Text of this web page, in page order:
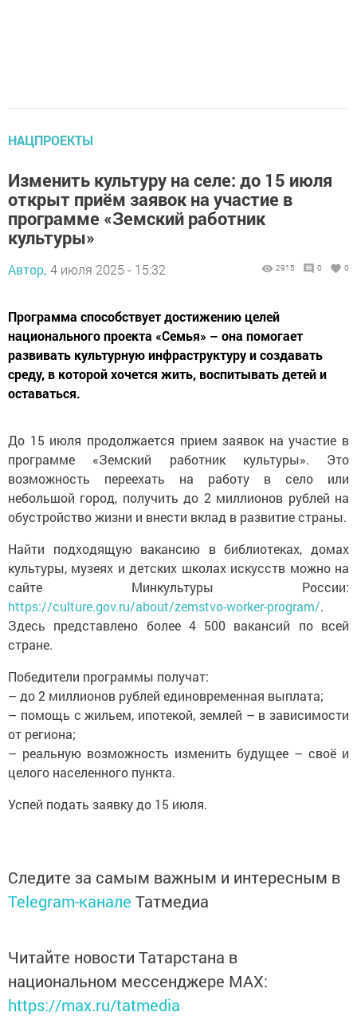
НАЦПРОЕКТЫ
Изменить культуру на селе: до 15 июля
открыт приём заявок на участие в
программе «Земский работник
культуры»
Автор, 4 июля 2025 - 15:32 2915 0 0
Программа способствует достижению целей
национального проекта «Семья» – она помогает
развивать культурную инфраструктуру и создавать
среду, в которой хочется жить, воспитывать детей и
оставаться.
До 15 июля продолжается прием заявок на участие в
программе «Земский работник культуры». Это
возможность переехать на работу в село или
небольшой город, получить до 2 миллионов рублей на
обустройство жизни и внести вклад в развитие страны.
Найти подходящую вакансию в библиотеках, домах
культуры, музеях и детских школах искусств можно на
сайте Минкультуры России:
https://culture.gov.ru/about/zemstvo-worker-program/.
Здесь представлено более 4 500 вакансий по всей
стране.
Победители программы получат:
– до 2 миллионов рублей единовременная выплата;
– помощь с жильем, ипотекой, землей – в зависимости
от региона;
– реальную возможность изменить будущее – своё и
целого населенного пункта.
Успей подать заявку до 15 июля.
Следите за самым важным и интересным в
Telegram-канале Татмедиа
Читайте новости Татарстана в
национальном мессенджере MАХ:
https://max.ru/tatmedia